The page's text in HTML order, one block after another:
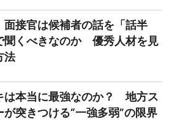
面接官は候補者の話を「話半
聞くべきなのか 優秀人材を見
法
は本当に最強なのか？ 地方ス
が突きつける“一強多弱”の限界